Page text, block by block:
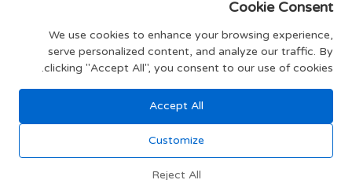
צרפו אותי
תקנון האתר
Cookie Consent
We use cookies to enhance your browsing experience,
serve personalized content, and analyze our traffic. By
clicking "Accept All", you consent to our use of cookies.
Accept All
Customize
Reject All